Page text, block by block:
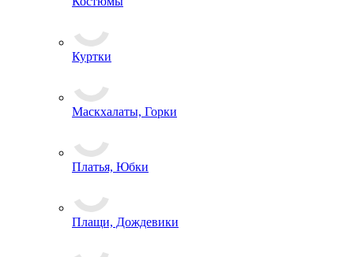
Куртки
Маскхалаты, Горки
Платья, Юбки
Плащи, Дождевики